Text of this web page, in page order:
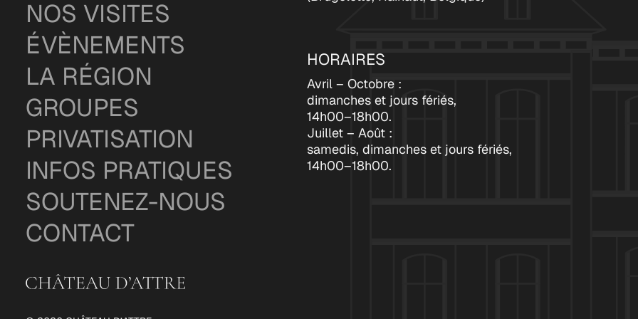
NOS VISITES
ÉVÈNEMENTS
LA RÉGION
GROUPES
PRIVATISATION
INFOS PRATIQUES
SOUTENEZ-NOUS
CONTACT
HORAIRES
Avril – Octobre :
dimanches et jours fériés,
14h00–18h00.
Juillet – Août :
samedis, dimanches et jours fériés,
14h00–18h00.